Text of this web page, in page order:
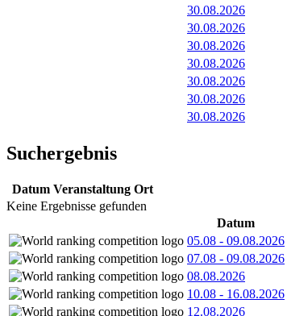
30.08.2026
30.08.2026
30.08.2026
30.08.2026
30.08.2026
30.08.2026
30.08.2026
Suchergebnis
Datum Veranstaltung Ort
Keine Ergebnisse gefunden
Datum
05.08 - 09.08.2026
07.08 - 09.08.2026
08.08.2026
10.08 - 16.08.2026
12.08.2026